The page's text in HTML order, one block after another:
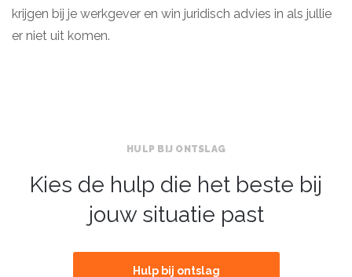
krijgen bij je werkgever en win juridisch advies in als jullie
er niet uit komen.
HULP BIJ ONTSLAG
Kies de hulp die het beste bij
jouw situatie past
Hulp bij ontslag